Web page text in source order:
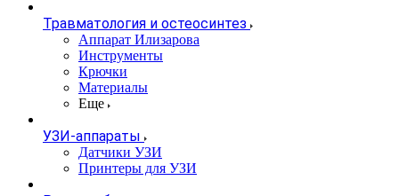
Травматология и остеосинтез
Аппарат Илизарова
Инструменты
Крючки
Материалы
Еще
УЗИ-аппараты
Датчики УЗИ
Принтеры для УЗИ